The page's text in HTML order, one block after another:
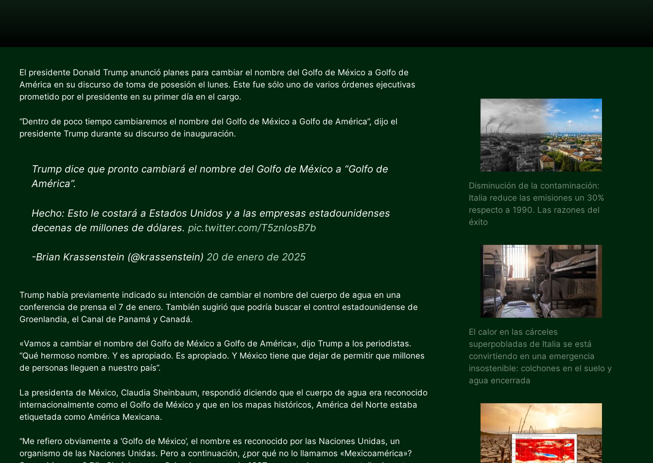
El presidente Donald Trump anunció planes para cambiar el nombre del Golfo de México a Golfo de
América en su discurso de toma de posesión el lunes. Este fue sólo uno de varios órdenes ejecutivas
prometido por el presidente en su primer día en el cargo.
“Dentro de poco tiempo cambiaremos el nombre del Golfo de México a Golfo de América”, dijo el
presidente Trump durante su discurso de inauguración.
Trump dice que pronto cambiará el nombre del Golfo de México a “Golfo de
América”.
Hecho: Esto le costará a Estados Unidos y a las empresas estadounidenses
decenas de millones de dólares. pic.twitter.com/T5znlosB7b
-Brian Krassenstein (@krassenstein) 20 de enero de 2025
Trump había previamente indicado su intención de cambiar el nombre del cuerpo de agua en una
conferencia de prensa el 7 de enero. También sugirió que podría buscar el control estadounidense de
Groenlandia, el Canal de Panamá y Canadá.
«Vamos a cambiar el nombre del Golfo de México a Golfo de América», dijo Trump a los periodistas.
“Qué hermoso nombre. Y es apropiado. Es apropiado. Y México tiene que dejar de permitir que millones
de personas lleguen a nuestro país”.
La presidenta de México, Claudia Sheinbaum, respondió diciendo que el cuerpo de agua era reconocido
internacionalmente como el Golfo de México y que en los mapas históricos, América del Norte estaba
etiquetada como América Mexicana.
“Me refiero obviamente a ‘Golfo de México’, el nombre es reconocido por las Naciones Unidas, un
organismo de las Naciones Unidas. Pero a continuación, ¿por qué no lo llamamos «Mexicoamérica»?
Disminución de la contaminación:
Italia reduce las emisiones un 30%
respecto a 1990. Las razones del
éxito
El calor en las cárceles
superpobladas de Italia se está
convirtiendo en una emergencia
insostenible: colchones en el suelo y
agua encerrada